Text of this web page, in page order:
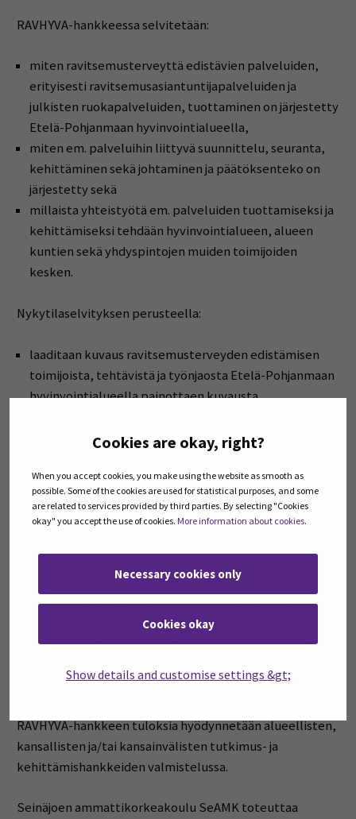
Cookies are okay, right?
When you accept cookies, you make using the website as smooth as
possible. Some of the cookies are used for statistical purposes, and some
are related to services provided by third parties. By selecting "Cookies
okay" you accept the use of cookies. More information about cookies.
Necessary cookies only
Cookies okay
Show details and customise settings &gt;
RAVHYVA-hankkeessa selvitetään:
miten ravitsemusterveyttä edistävien palveluiden,
erityisesti ravitsemusasiantuntijapalveluiden ja
julkisten ruokapalveluiden, tuottaminen on järjestetty
Etelä-Pohjanmaan hyvinvointialueella,
miten em. palveluihin liittyvä suunnittelu, seuranta,
kehittäminen sekä johtaminen ja päätöksenteko on
järjestetty sekä
millaista yhteistyötä em. palveluiden tuottamiseksi ja
kehittämiseksi tehdään hyvinvointialueen, alueen
kuntien sekä yhdyspintojen muiden toimijoiden
kesken.
Nykytilaselvityksen perusteella:
laaditaan kuvaus ravitsemusterveyden edistämisen
toimijoista, tehtävistä ja työnjaosta Etelä-Pohjanmaan
hyvinvointialueella painottaen kuvausta
tuottavien toimijoiden roolista
palveluiden, erityisesti
ravitsemusasiantuntijapalveluiden ja julkisten
ruokapalveluiden, kehittämisestä.
Selvityksen aineistona käytetään verkkoaineistoja ja
soveltuvaa kirjallisuutta. Lisäksi haastatellaan Etelä-
Pohjanmaan hyvinvointialueen toimijoita. Kuvauksen ja
kehittämisehdotuksen laatimisessa hyödynnetään myös
yhteiskehittämistä järjestämällä syksyllä 2024 työpaja
toimijoiden kanssa.
RAVHYVA-hankkeen tuloksia hyödynnetään alueellisten,
kansallisten ja/tai kansainvälisten tutkimus- ja
kehittämishankkeiden valmistelussa.
Seinäjoen ammattikorkeakoulu SeAMK toteuttaa